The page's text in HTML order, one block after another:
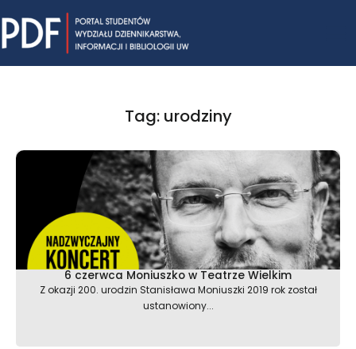
to
content
Tag: urodziny
6 czerwca Moniuszko w Teatrze Wielkim
Z okazji 200. urodzin Stanisława Moniuszki 2019 rok został
ustanowiony...